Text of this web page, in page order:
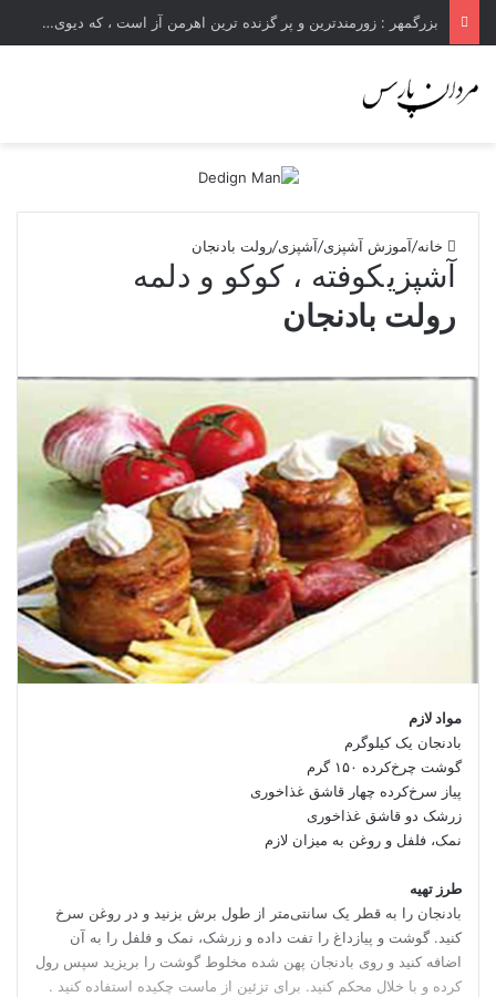
بزرگمهر : زورمندترین و پر گزنده ترین اهرمن آز است ، که دیوی است ستمکار و دیر ساز
خانه/آموزش آشپزی/آشپزی/رولت بادنجان
آشپزیکوفته ، کوکو و دلمه
رولت بادنجان
مواد لازم
بادنجان یک کیلوگرم
گوشت چرخ‌کرده ۱۵۰ گرم
پیاز سرخ‌کرده چهار قاشق غذاخوری
زرشک دو قاشق غذاخوری
نمک، فلفل و روغن به میزان لازم
طرز تهیه
بادنجان را به قطر یک سانتی‌متر از طول برش بزنید و در روغن سرخ
کنید. گوشت و پیازداغ را تفت داده و زرشک، نمک و فلفل را به آن
اضافه کنید و روی بادنجان پهن شده مخلوط گوشت را بریزید سپس رول
کرده و با خلال محکم کنید. برای تزئین از ماست چکیده استفاده کنید .